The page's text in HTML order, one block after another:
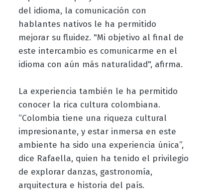
del idioma, la comunicación con
hablantes nativos le ha permitido
mejorar su fluidez. "Mi objetivo al final de
este intercambio es comunicarme en el
idioma con aún más naturalidad", afirma.
La experiencia también le ha permitido
conocer la rica cultura colombiana.
“Colombia tiene una riqueza cultural
impresionante, y estar inmersa en este
ambiente ha sido una experiencia única”,
dice Rafaella, quien ha tenido el privilegio
de explorar danzas, gastronomía,
arquitectura e historia del país.